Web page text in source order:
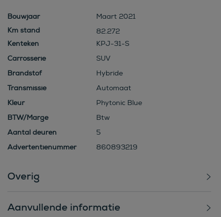
Bouwjaar
Maart 2021
82.272
Kenteken
KPJ-31-S
Carrosserie
SUV
Brandstof
Hybride
Transmissie
Automaat
Kleur
Phytonic Blue
BTW/Marge
Btw
Aantal deuren
5
Advertentienummer
860893219
Overig
Aanvullende informatie